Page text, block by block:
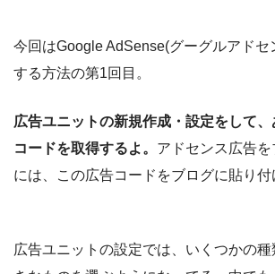
今回はGoogle AdSense(グーグルアドセ
する方法の第1回目。
広告ユニットの新規作成・設定をして
コードを取得するよ。 アドセンス広告
には、この広告コードをブログに貼り付
広告ユニットの設定では、いくつかの